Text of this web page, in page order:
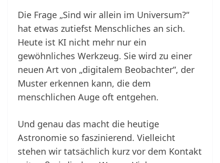
Die Frage „Sind wir allein im Universum?“
hat etwas zutiefst Menschliches an sich.
Heute ist KI nicht mehr nur ein
gewöhnliches Werkzeug. Sie wird zu einer
neuen Art von „digitalem Beobachter“, der
Muster erkennen kann, die dem
menschlichen Auge oft entgehen.
Und genau das macht die heutige
Astronomie so faszinierend. Vielleicht
stehen wir tatsächlich kurz vor dem Kontakt